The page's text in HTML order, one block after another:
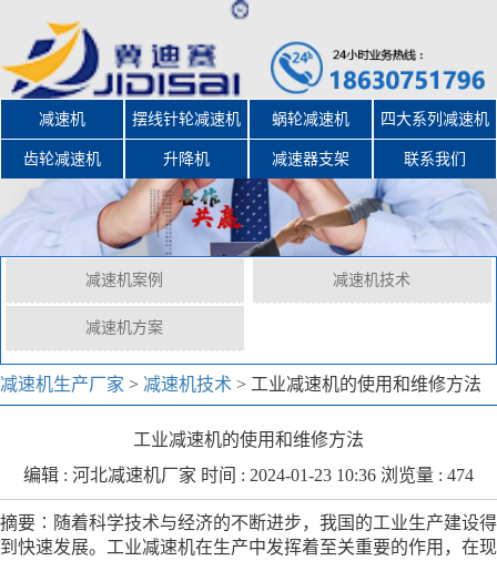
减速机 摆线针轮减速机 蜗轮减速机 四大系列减速机
齿轮减速机 升降机 减速器支架 联系我们
减速机案例 减速机技术
减速机方案
减速机生产厂家 > 减速机技术 > 工业减速机的使用和维修方法
工业减速机的使用和维修方法
编辑 : 河北减速机厂家 时间 : 2024-01-23 10:36 浏览量 : 474
摘要∶随着科学技术与经济的不断进步，我国的工业生产建设得
到快速发展。工业减速机在生产中发挥着至关重要的作用，在现